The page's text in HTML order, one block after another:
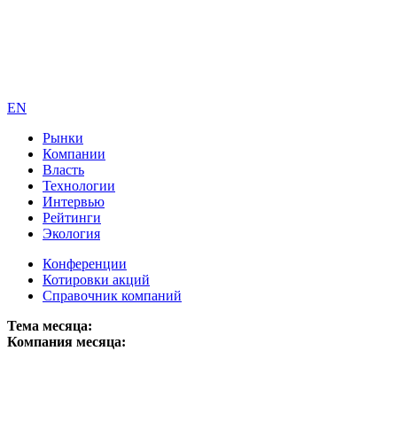
EN
Рынки
Компании
Власть
Технологии
Интервью
Рейтинги
Экология
Конференции
Котировки акций
Справочник компаний
Тема месяца:
Компания месяца: